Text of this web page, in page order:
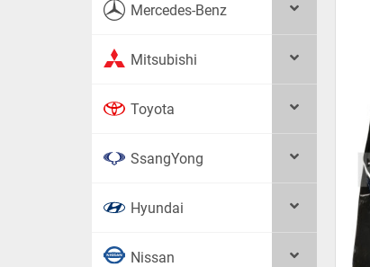
Mercedes-Benz
Mitsubishi
Toyota
SsangYong
Hyundai
Nissan